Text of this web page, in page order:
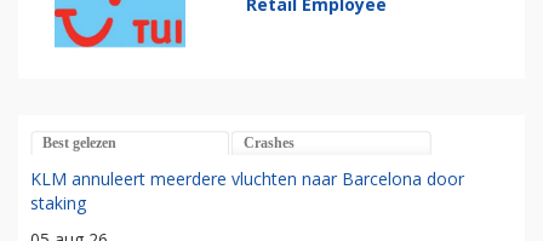
Best gelezen Crashes
KLM annuleert meerdere vluchten naar Barcelona door
staking